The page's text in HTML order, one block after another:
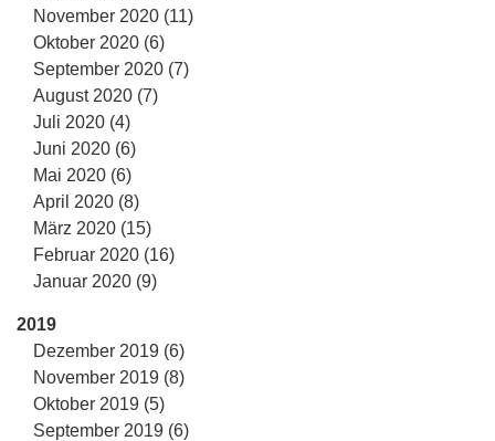
November 2020 (11)
Oktober 2020 (6)
September 2020 (7)
August 2020 (7)
Juli 2020 (4)
Juni 2020 (6)
Mai 2020 (6)
April 2020 (8)
März 2020 (15)
Februar 2020 (16)
Januar 2020 (9)
2019
Dezember 2019 (6)
November 2019 (8)
Oktober 2019 (5)
September 2019 (6)